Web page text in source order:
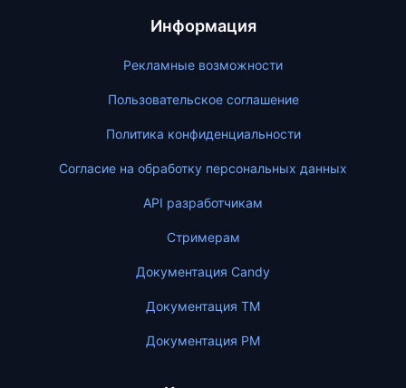
Информация
Рекламные возможности
Пользовательское соглашение
Политика конфиденциальности
Согласие на обработку персональных данных
API разработчикам
Стримерам
Документация Candy
Документация ТМ
Документация PM